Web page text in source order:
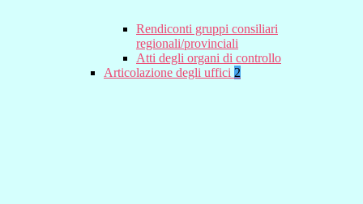
Rendiconti gruppi consiliari
regionali/provinciali
Atti degli organi di controllo
Articolazione degli uffici 2